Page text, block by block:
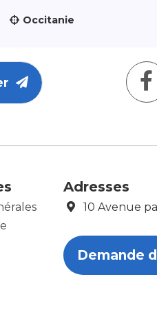
Occitanie
Adresses
10 Avenue
Demande